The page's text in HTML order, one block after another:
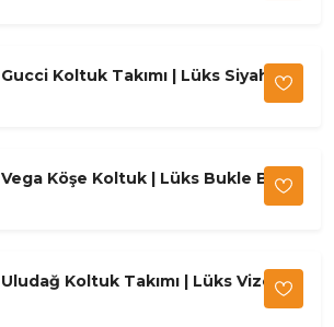
Gucci Koltuk Takımı | Lüks Siyah &
Vega Köşe Koltuk | Lüks Bukle Bej
Uludağ Koltuk Takımı | Lüks Vizon